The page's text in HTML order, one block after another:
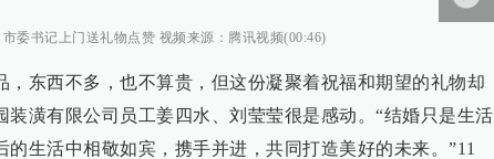
委书记上门送礼物点赞 视频来源：腾讯视频(00:46)
，东西不多，也不算贵，但这份凝聚着祝福和期望的礼物却
装潢有限公司员工姜四水、刘莹莹很是感动。“结婚只是生活
的生活中相敬如宾，携手并进，共同打造美好的未来。”11